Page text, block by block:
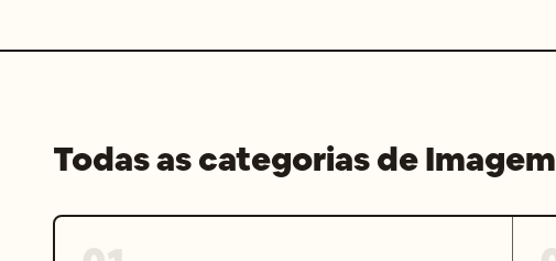
Todas as categorias de Imagem